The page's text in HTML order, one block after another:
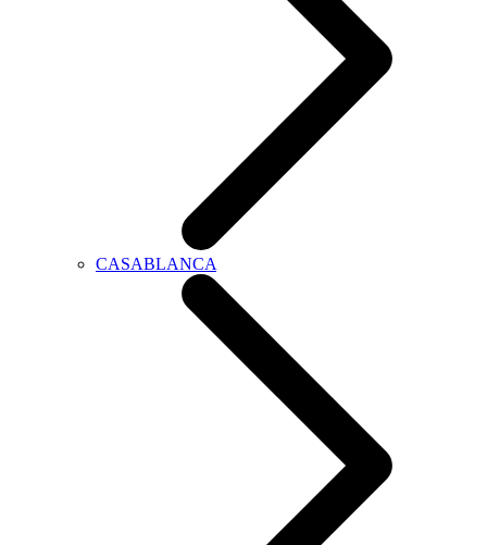
CASABLANCA